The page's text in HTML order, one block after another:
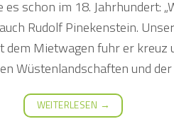
schon im 18. Jahrhundert:
Rudolf Pinekenstein.
dem Mietwagen fuhr er
Wüstenlandschaften und
WEITERLESEN →